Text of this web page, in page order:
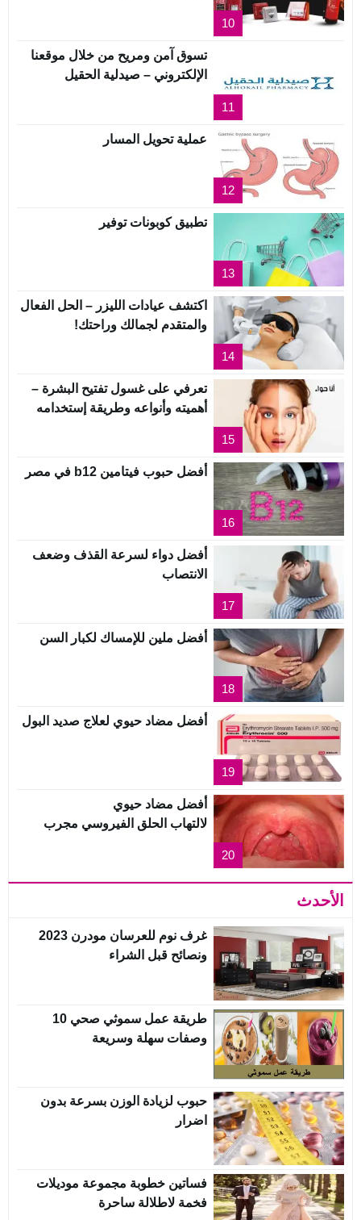
10
11
تسوق آمن ومريح من خلال موقعنا
الإلكتروني – صيدلية الحقيل
12
عملية تحويل المسار
13
تطبيق كوبونات توفير
14
اكتشف عيادات الليزر – الحل الفعال
والمتقدم لجمالك وراحتك!
15
تعرفي على غسول تفتيح البشرة –
أهميته وأنواعه وطريقة إستخدامه
16
أفضل حبوب فيتامين b12 في مصر
17
أفضل دواء لسرعة القذف وضعف
الانتصاب
18
أفضل ملين للإمساك لكبار السن
19
أفضل مضاد حيوي لعلاج صديد البول
20
أفضل مضاد حيوي
لالتهاب الحلق الفيروسي مجرب
الأحدث
غرف نوم للعرسان مودرن 2023
ونصائح قبل الشراء
طريقة عمل سموثي صحي 10
وصفات سهلة وسريعة
حبوب لزيادة الوزن بسرعة بدون
اضرار
فساتين خطوبة مجموعة موديلات
فخمة لاطلالة ساحرة